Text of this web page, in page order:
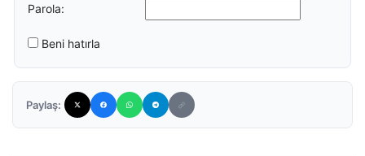
Parola:
Beni hatırla
Paylaş: